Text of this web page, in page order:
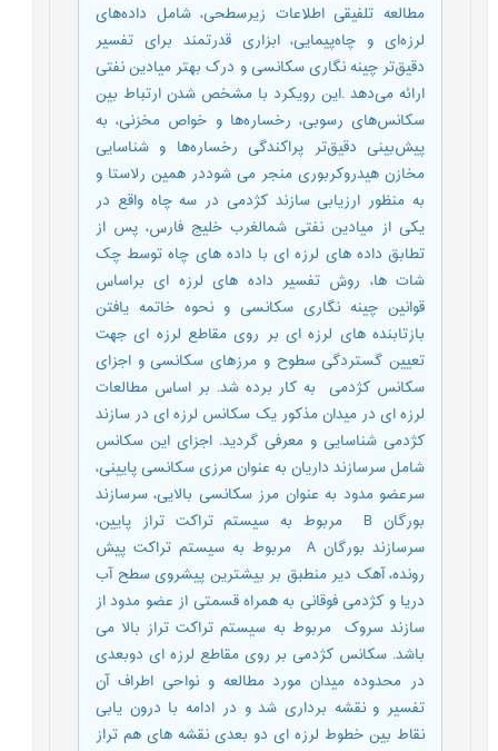
مطالعه تلفیقی اطلاعات زیرسطحی، شامل داده‌های
لرزه‌ای و چاه‌پیمایی، ابزاری قدرتمند برای تفسیر
دقیق‌تر چینه نگاری سکانسی و درک بهتر میادین نفتی
ارائه می‌دهد .این رویکرد با مشخص شدن ارتباط بین
سکانس‌های رسوبی، رخساره‌ها و خواص مخزنی، به
پیش‌بینی دقیق‌تر پراکندگی رخساره‌ها و شناسایی
مخازن هیدروکربوری منجر می شوددر همین رلاستا و
به منظور ارزیابی سازند کژدمی در سه چاه واقع در
یکی از میادین نفتی شمالغرب خلیج فارس، پس از
تطابق داده های لرزه ای با داده های چاه توسط چک
شات ها، روش تفسیر داده های لرزه ای براساس
قوانین چینه نگاری سکانسی و نحوه خاتمه یافتن
بازتابنده های لرزه ای بر روی مقاطع لرزه ای جهت
تعیین گستردگی سطوح و مرزهای سکانسی و اجزای
سکانس کژدمی به کار برده شد. بر اساس مطالعات
لرزه ای در میدان مذکور یک سکانس لرزه ای در سازند
کژدمی شناسایی و معرفی گردید. اجزای این سکانس
شامل سرسازند داریان به عنوان مرزی سکانسی پایینی،
سرعضو مدود به عنوان مرز سکانسی بالایی، سرسازند
بورگان B مربوط به سیستم تراکت تراز پایین،
سرسازند بورگان A مربوط به سیستم تراکت پیش
رونده، آهک دیر منطبق بر بیشترین پیشروی سطح آب
دریا و کژدمی فوقانی به همراه قسمتی از عضو مدود از
سازند سروک مربوط به سیستم تراکت تراز بالا می
باشد. سکانس کژدمی بر روی مقاطع لرزه ای دوبعدی
در محدوده میدان مورد مطالعه و نواحی اطراف آن
تفسیر و نقشه برداری شد و در ادامه با درون یابی
نقاط بین خطوط لرزه ای دو بعدی نقشه های هم تراز